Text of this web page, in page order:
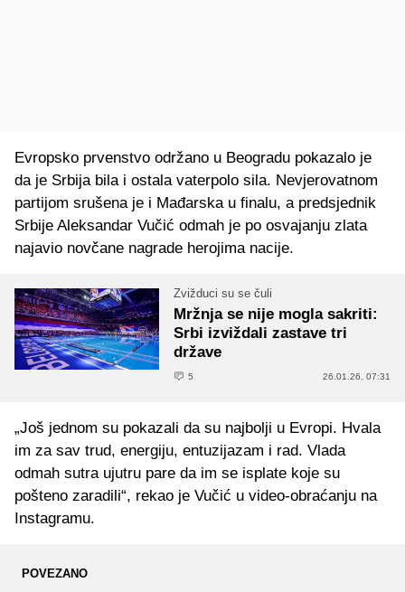
Evropsko prvenstvo održano u Beogradu pokazalo je
da je Srbija bila i ostala vaterpolo sila. Nevjerovatnom
partijom srušena je i Mađarska u finalu, a predsjednik
Srbije Aleksandar Vučić odmah je po osvajanju zlata
najavio novčane nagrade herojima nacije.
Zvižduci su se čuli
Mržnja se nije mogla sakriti:
Srbi izviždali zastave tri
države
5 26.01.26. 07:31
„Još jednom su pokazali da su najbolji u Evropi. Hvala
im za sav trud, energiju, entuzijazam i rad. Vlada
odmah sutra ujutru pare da im se isplate koje su
pošteno zaradili“, rekao je Vučić u video-obraćanju na
Instagramu.
POVEZANO